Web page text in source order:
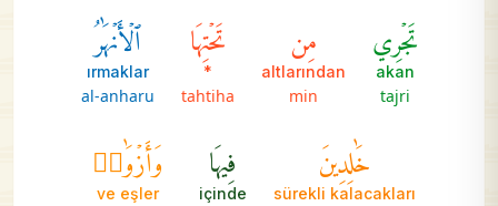
تَجۡرِي
akan
tajri
مِن
altlarından
min
تَحۡتِهَا
*
tahtiha
ٱلۡأَنۡهَٰرُ
ırmaklar
al-anharu
خَٰلِدِينَ
sürekli kalacakları
فِيهَا
içinde
وَأَزۡوَٰجٞ
ve eşler